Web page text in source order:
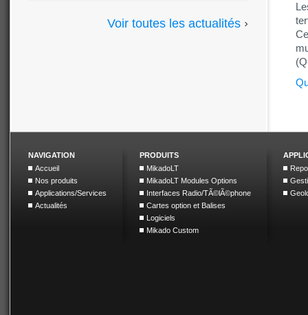
Voir toutes les actualités
NAVIGATION
Accueil
Nos produits
Applications/Services
Actualités
PRODUITS
MikadoLT
MikadoLT Modules Options
Interfaces Radio/TÃ©lÃ©phone
Cartes option et Balises
Logiciels
Mikado Custom